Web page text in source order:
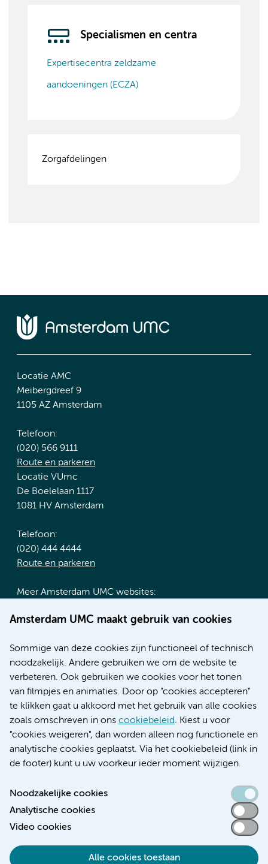
Amsterdam UMC maakt gebruik van cookies
Sommige van deze cookies zijn functioneel of technisch
noodzakelijk. Andere gebruiken we om de website te
verbeteren. Ook gebruiken we cookies voor het tonen
van filmpjes en animaties. Door op "cookies accepteren"
te klikken gaat u akkoord met het gebruik van alle cookies
zoals omschreven in ons cookiebeleid. Kiest u voor
"cookies weigeren", dan worden alleen nog functionele en
analytische cookies geplaatst. Via het cookiebeleid (link in
de footer) kunt u uw voorkeur ieder moment wijzigen.
Noodzakelijke cookies
Analytische cookies
Video cookies
Alle cookies toestaan
Specialismen en centra
Expertisecentra zeldzame
aandoeningen (ECZA)
Zorgafdelingen
Locatie AMC
Meibergdreef 9
1105 AZ Amsterdam
Telefoon:
(020) 566 9111
Route en parkeren
Locatie VUmc
De Boelelaan 1117
1081 HV Amsterdam
Telefoon:
(020) 444 4444
Route en parkeren
Meer Amsterdam UMC websites:
Werken bij Amsterdam UMC
Nieuws
Research
Educatie locatie AMC
Educatie locatie VUmc
Verwijzen & diagnostiek
Toegankelijkheidsverklaring
Responsible disclosure